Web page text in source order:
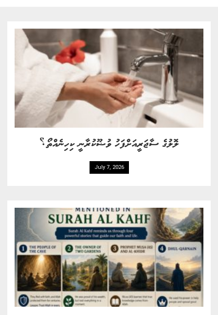
ލޮލުގެ ސާޖަރީއަށްފަހު ވުޟޫކުރާނީ ކިހިނެއްތޯ؟
July 7, 2026